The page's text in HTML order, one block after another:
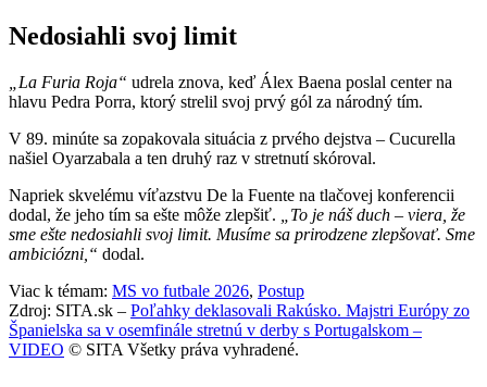
Nedosiahli svoj limit
„La Furia Roja“ udrela znova, keď Álex Baena poslal center na
hlavu Pedra Porra, ktorý strelil svoj prvý gól za národný tím.
V 89. minúte sa zopakovala situácia z prvého dejstva – Cucurella
našiel Oyarzabala a ten druhý raz v stretnutí skóroval.
Napriek skvelému víťazstvu De la Fuente na tlačovej konferencii
dodal, že jeho tím sa ešte môže zlepšiť.
„To je náš duch – viera, že
sme ešte nedosiahli svoj limit. Musíme sa prirodzene zlepšovať. Sme
ambiciózni,“ dodal.
Viac k témam: MS vo futbale 2026, Postup
Zdroj: SITA.sk – Poľahky deklasovali Rakúsko. Majstri Európy zo
Španielska sa v osemfinále stretnú v derby s Portugalskom –
VIDEO © SITA Všetky práva vyhradené.